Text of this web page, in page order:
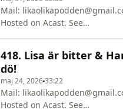
Mail:
Hosted on Acast. See
418. Lisa är bitter &
dö!
maj 24, 202633:22
Mail:
Hosted on Acast. See